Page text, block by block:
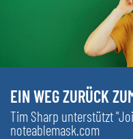
EIN WEG ZURÜCK
Tim Sharp unterstützt
noteablemask.com